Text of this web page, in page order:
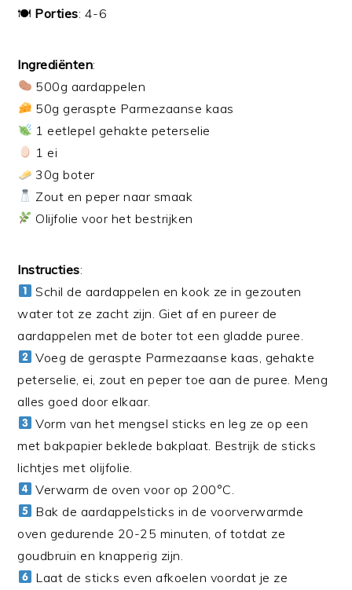
🍽 Porties: 4-6
Ingrediënten:
500g aardappelen
50g geraspte Parmezaanse kaas
1 eetlepel gehakte peterselie
1 ei
30g boter
Zout en peper naar smaak
Olijfolie voor het bestrijken
Instructies:
Schil de aardappelen en kook ze in gezouten
water tot ze zacht zijn. Giet af en pureer de
aardappelen met de boter tot een gladde puree.
Voeg de geraspte Parmezaanse kaas, gehakte
peterselie, ei, zout en peper toe aan de puree. Meng
alles goed door elkaar.
Vorm van het mengsel sticks en leg ze op een
met bakpapier beklede bakplaat. Bestrijk de sticks
lichtjes met olijfolie.
Verwarm de oven voor op 200°C.
Bak de aardappelsticks in de voorverwarmde
oven gedurende 20-25 minuten, of totdat ze
goudbruin en knapperig zijn.
Laat de sticks even afkoelen voordat je ze